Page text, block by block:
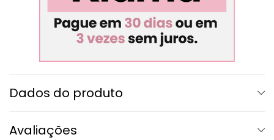
Dados do produto
Avaliações